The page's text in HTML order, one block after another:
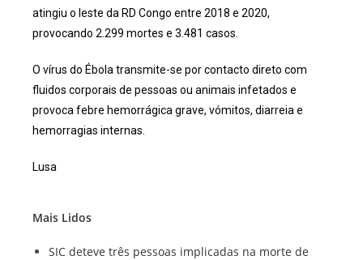
atingiu o leste da RD Congo entre 2018 e 2020,
provocando 2.299 mortes e 3.481 casos.
O vírus do Ébola transmite-se por contacto direto com
fluidos corporais de pessoas ou animais infetados e
provoca febre hemorrágica grave, vómitos, diarreia e
hemorragias internas.
Lusa
Mais Lidos
SIC deteve três pessoas implicadas na morte de